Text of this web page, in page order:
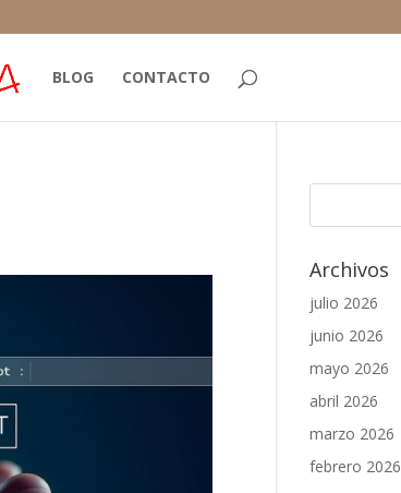
BLOG CONTACTO
Archivos
julio 2026
junio 2026
mayo 2026
abril 2026
marzo 2026
febrero 2026